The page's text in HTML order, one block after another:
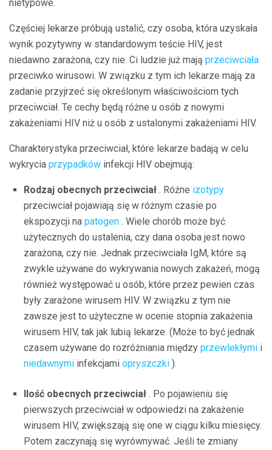
nietypowe.
Częściej lekarze próbują ustalić, czy osoba, która uzyskała
wynik pozytywny w standardowym teście HIV, jest
niedawno zarażona, czy nie. Ci ludzie już mają przeciwciała
przeciwko wirusowi. W związku z tym ich lekarze mają za
zadanie przyjrzeć się określonym właściwościom tych
przeciwciał. Te cechy będą różne u osób z nowymi
zakażeniami HIV niż u osób z ustalonymi zakażeniami HIV.
Charakterystyka przeciwciał, które lekarze badają w celu
wykrycia przypadków infekcji HIV obejmują:
Rodzaj obecnych przeciwciał . Różne izotypy
przeciwciał pojawiają się w różnym czasie po
ekspozycji na patogen . Wiele chorób może być
użytecznych do ustalenia, czy dana osoba jest nowo
zarażona, czy nie. Jednak przeciwciała IgM, które są
zwykle używane do wykrywania nowych zakażeń, mogą
również występować u osób, które przez pewien czas
były zarażone wirusem HIV. W związku z tym nie
zawsze jest to użyteczne w ocenie stopnia zakażenia
wirusem HIV, tak jak lubią lekarze. (Może to być jednak
czasem używane do rozróżniania między przewlekłymi i
niedawnymi infekcjami opryszczki ).
Ilość obecnych przeciwciał . Po pojawieniu się
pierwszych przeciwciał w odpowiedzi na zakażenie
wirusem HIV, zwiększają się one w ciągu kilku miesięcy.
Potem zaczynają się wyrównywać. Jeśli te zmiany